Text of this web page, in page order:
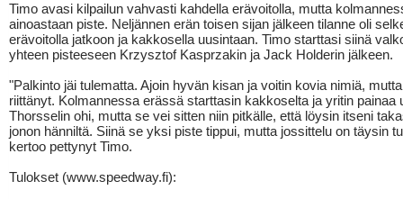
Timo avasi kilpailun vahvasti kahdella erävoitolla, mutta
ainoastaan piste. Neljännen erän toisen sijan jälkeen tilanne oli
erävoitolla jatkoon ja kakkosella uusintaan. Timo starttasi siinä
yhteen pisteeseen Krzysztof Kasprzakin ja Jack Holderin jälkeen.
"Palkinto jäi tulematta. Ajoin hyvän kisan ja voitin kovia nimiä,
riittänyt. Kolmannessa erässä starttasin kakkoselta ja yritin painaa
Thorsselin ohi, mutta se vei sitten niin pitkälle, että löysin itseni
jonon hänniltä. Siinä se yksi piste tippui, mutta jossittelu on täysin
kertoo pettynyt Timo.
Tulokset (www.speedway.fi):